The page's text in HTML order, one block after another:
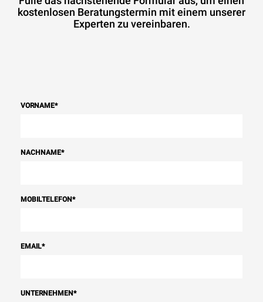
kostenlosen Beratungstermin mit einem unserer
Experten zu vereinbaren.
VORNAME*
NACHNAME*
MOBILTELEFON*
EMAIL*
UNTERNEHMEN*